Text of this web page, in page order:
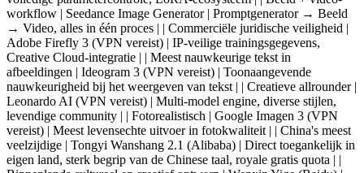
workflow | Seedance Image Generator | Promptgenerator → Beeld
→ Video, alles in één proces | | Commerciële juridische veiligheid |
Adobe Firefly 3 (VPN vereist) | IP-veilige trainingsgegevens,
Creative Cloud-integratie | | Meest nauwkeurige tekst in
afbeeldingen | Ideogram 3 (VPN vereist) | Toonaangevende
nauwkeurigheid bij het weergeven van tekst | | Creatieve allrounder|
Leonardo AI (VPN vereist) | Multi-model engine, diverse stijlen,
levendige community | | Fotorealistisch | Google Imagen 3 (VPN
vereist) | Meest levensechte uitvoer in fotokwaliteit | | China's meest
veelzijdige | Tongyi Wanshang 2.1 (Alibaba) | Direct toegankelijk in
eigen land, sterk begrip van de Chinese taal, royale gratis quota | |